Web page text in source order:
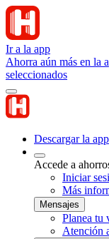
Ir a la app
Ahorra aún más en la
seleccionados
Descargar la app
Accede a
Iniciar
Más
Mensajes
Planea tu
Atención